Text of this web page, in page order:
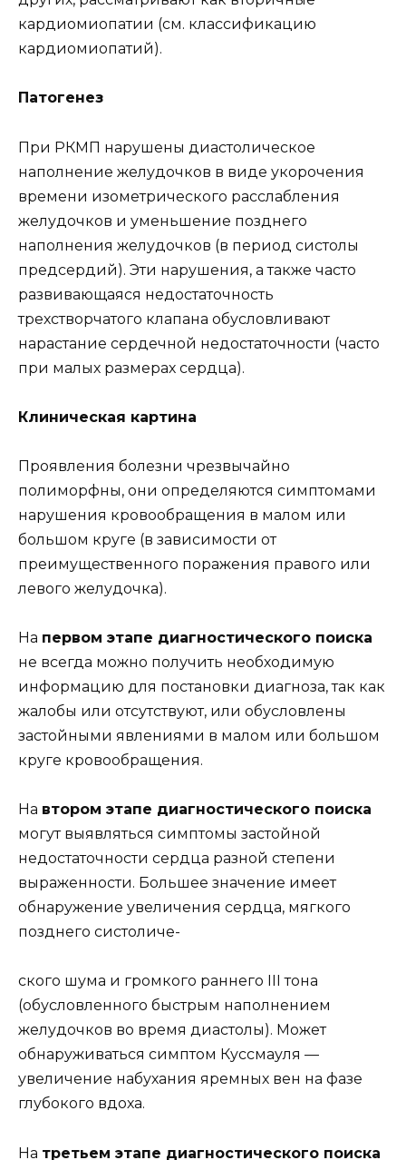
кардиомиопатии (см. классификацию
кардиомиопатий).
Патогенез
При РКМП нарушены диастолическое
наполнение желудочков в виде укорочения
времени изометрического расслабления
желудочков и уменьшение позднего
наполнения желудочков (в период систолы
предсердий). Эти нарушения, а также часто
развивающаяся недостаточность
трехстворчатого клапана обусловливают
нарастание сердечной недостаточности (часто
при малых размерах сердца).
Клиническая картина
Проявления болезни чрезвычайно
полиморфны, они определяются симптомами
нарушения кровообращения в малом или
большом круге (в зависимости от
преимущественного поражения правого или
левого желудочка).
На первом этапе диагностического поиска
не всегда можно получить необходимую
информацию для постановки диагноза, так как
жалобы или отсутствуют, или обусловлены
застойными явлениями в малом или большом
круге кровообращения.
На втором этапе диагностического поиска
могут выявляться симптомы застойной
недостаточности сердца разной степени
выраженности. Большее значение имеет
обнаружение увеличения сердца, мягкого
позднего систоличе-
ского шума и громкого раннего III тона
(обусловленного быстрым наполнением
желудочков во время диастолы). Может
обнаруживаться симптом Куссмауля —
увеличение набухания яремных вен на фазе
глубокого вдоха.
На третьем этапе диагностического поиска